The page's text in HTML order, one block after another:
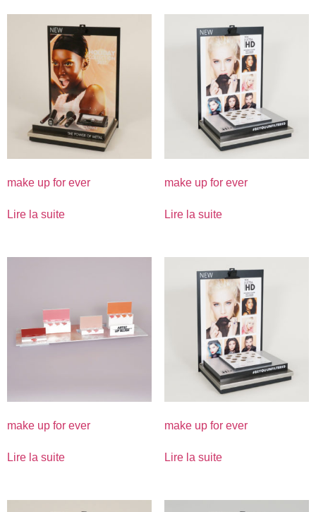
make up for ever
Lire la suite
make up for ever
Lire la suite
make up for ever
Lire la suite
make up for ever
Lire la suite